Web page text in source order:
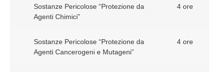
Sostanze Pericolose “Protezione da
Agenti Chimici”
4 ore
Sostanze Pericolose “Protezione da
Agenti Cancerogeni e Mutageni”
4 ore